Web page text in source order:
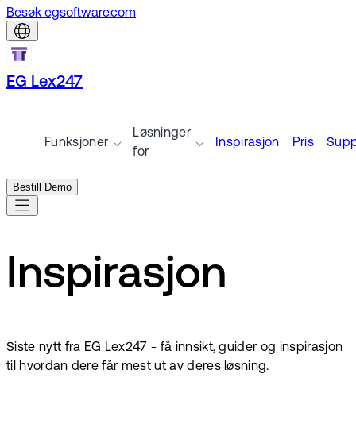
Besøk egsoftware.com
EG Lex247
Funksjoner
Løsninger
for
Inspirasjon Pris
Bestill Demo
Inspirasjon
Siste nytt fra EG Lex247 - få innsikt, guider og inspirasjon
til hvordan dere får mest ut av deres løsning.